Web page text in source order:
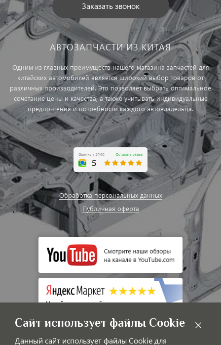
Заказать звонок
АВТОЗАПЧАСТИ ИЗ КИТАЯ
Одним из главных преимуществ нашего магазина запчастей для
китайских автомобилей является широкий выбор товаров от
различных производителей. Это позволяет выбрать оптимальное
сочетание цены и качества, а также учитывать индивидуальные
предпочтения и потребности каждого автовладельца.
Обработка персональных данных
Публичная оферта
Сайт использует файлы Cookie
Данный сайт использует файлы Cookie для